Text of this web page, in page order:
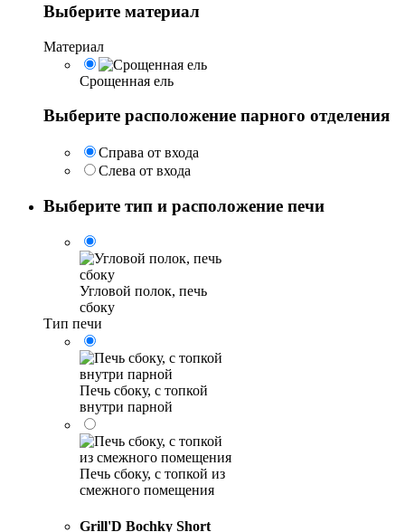
Выберите материал
Материал
Срощенная ель
Выберите расположение парного отделения
Справа от входа
Слева от входа
Выберите тип и расположение печи
Угловой полок, печь
сбоку
Тип печи
Печь сбоку, с топкой
внутри парной
Печь сбоку, с топкой из
смежного помещения
Grill'D Bochky Short